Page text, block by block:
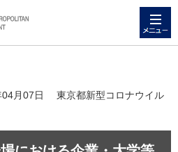
04月07日 東京都新型コロナウイル